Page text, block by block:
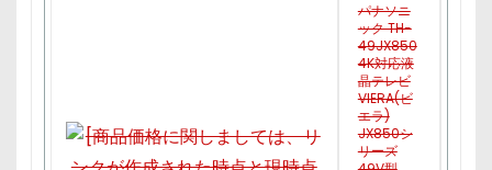
パナソニ
ック TH-
49JX850
4K対応液
晶テレビ
VIERA(ビ
エラ)
JX850シ
リーズ